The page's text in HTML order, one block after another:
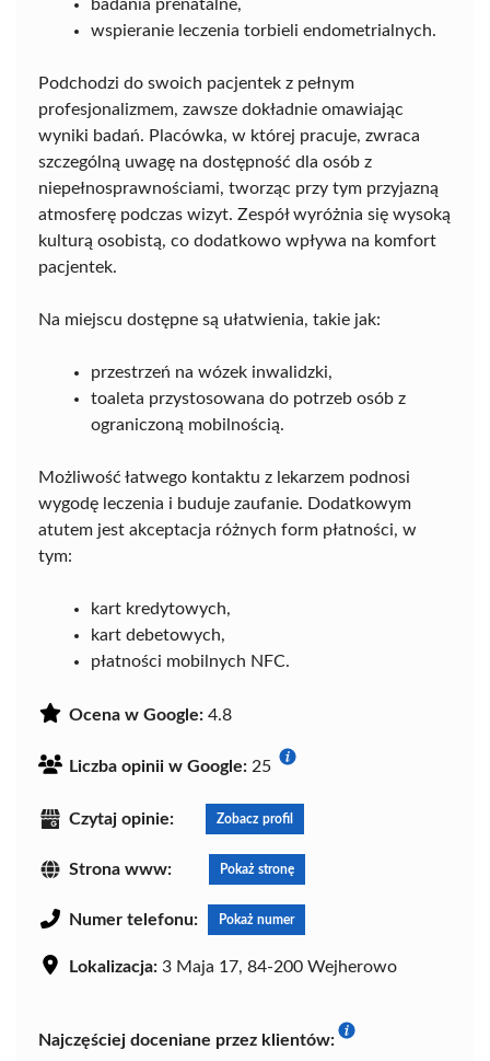
badania prenatalne,
wspieranie leczenia torbieli endometrialnych.
Podchodzi do swoich pacjentek z pełnym
profesjonalizmem, zawsze dokładnie omawiając
wyniki badań. Placówka, w której pracuje, zwraca
szczególną uwagę na dostępność dla osób z
niepełnosprawnościami, tworząc przy tym przyjazną
atmosferę podczas wizyt. Zespół wyróżnia się wysoką
kulturą osobistą, co dodatkowo wpływa na komfort
pacjentek.
Na miejscu dostępne są ułatwienia, takie jak:
przestrzeń na wózek inwalidzki,
toaleta przystosowana do potrzeb osób z
ograniczoną mobilnością.
Możliwość łatwego kontaktu z lekarzem podnosi
wygodę leczenia i buduje zaufanie. Dodatkowym
atutem jest akceptacja różnych form płatności, w
tym:
kart kredytowych,
kart debetowych,
płatności mobilnych NFC.
Ocena w Google: 4.8
Liczba opinii w Google: 25
Czytaj opinie: Zobacz profil
Strona www: Pokaż stronę
Numer telefonu: Pokaż numer
Lokalizacja: 3 Maja 17, 84-200 Wejherowo
Najczęściej doceniane przez klientów: